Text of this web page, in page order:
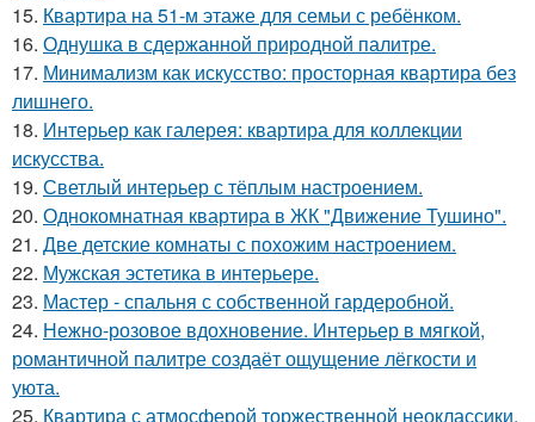
15. Квартира на 51-м этаже для семьи с ребёнком.
16. Однушка в сдержанной природной палитре.
17. Минимализм как искусство: просторная квартира без
лишнего.
18. Интерьер как галерея: квартира для коллекции
искусства.
19. Светлый интерьер с тёплым настроением.
20. Однокомнатная квартира в ЖК "Движение Тушино".
21. Две детские комнаты с похожим настроением.
22. Мужская эстетика в интерьере.
23. Мастер - спальня с собственной гардеробной.
24. Нежно-розовое вдохновение. Интерьер в мягкой,
романтичной палитре создаёт ощущение лёгкости и
уюта.
25. Квартира с атмосферой торжественной неоклассики.